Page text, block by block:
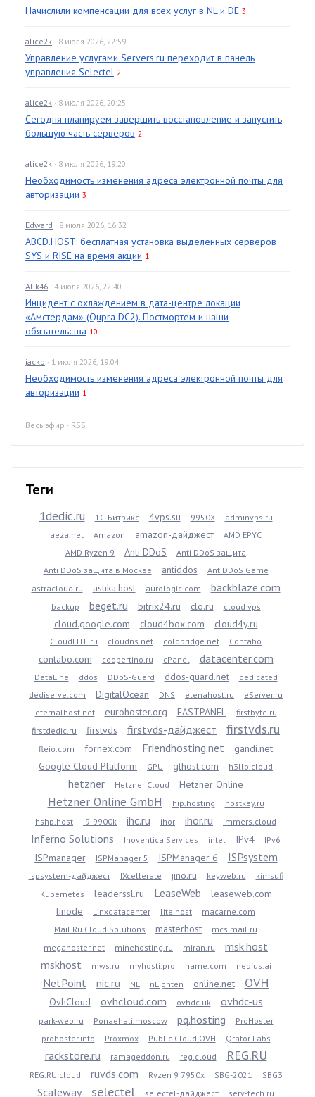
Начислили компенсации для всех услуг в NL и DE 3
alice2k · 8 июля 2026, 22:59
Управление услугами Servers.ru переходит в панель
управления Selectel 2
alice2k · 8 июля 2026, 20:25
Сегодня планируем завершить восстановление и запустить
большую часть серверов 2
alice2k · 8 июля 2026, 19:20
Необходимость изменения адреса электронной почты для
авторизации 3
Edward · 8 июля 2026, 16:32
ABCD.HOST: бесплатная установка выделенных серверов
SYS и RISE на время акции 1
Alik46 · 4 июля 2026, 22:40
Инцидент с охлаждением в дата-центре локации
«Амстердам» (Qupra DC2). Постмортем и наши
обязательства 10
jackb · 1 июля 2026, 19:04
Необходимость изменения адреса электронной почты для
авторизации 1
Весь эфир · RSS
Теги
1dedic.ru 1С-Битрикс 4vps.su 9950X
adminvps.ru
aeza.net
Amazon amazon-дайджест
AMD EPYC
AMD Ryzen 9
Anti DDoS
Anti DDoS защита
Anti DDoS защита в Москве
antiddos
AntiDDoS Game
astracloud.ru
asuka.host aurologic.com backblaze.com
backup beget.ru bitrix24.ru clo.ru cloud vps
cloud.google.com cloud4box.com cloud4y.ru
CloudLITE.ru cloudns.net colobridge.net Contabo
contabo.com coopertino.ru cPanel datacenter.com
DataLine ddos DDoS-Guard ddos-guard.net
dedicated
dediserve.com
DigitalOcean DNS elenahost.ru
eServer.ru
eternalhost.net
eurohoster.org FASTPANEL
firstbyte.ru
firstdedic.ru
firstvds firstvds-дайджест firstvds.ru
fleio.com fornex.com Friendhosting.net
gandi.net
Google Cloud Platform
GPU gthost.com h3llo.cloud
hetzner Hetzner Cloud Hetzner Online
Hetzner Online GmbH hip.hosting
hostkey.ru
hshp.host
i9-9900k ihc.ru ihor ihor.ru immers.cloud
Inferno Solutions Inoventica Services intel IPv4 IPv6
ISPmanager ISPManager 5 ISPManager 6 ISPsystem
ispsystem-дайджест IXcellerate jino.ru keyweb.ru
kimsufi
Kubernetes
leaderssl.ru LeaseWeb
leaseweb.com
linode
Linxdatacenter lite.host
macarne.com
Mail.Ru Cloud Solutions
masterhost
mcs.mail.ru
megahoster.net
minehosting.ru miran.ru
msk.host
mskhost
mws.ru myhosti.pro name.com nebius.ai
NetPoint nic.ru NL nLighten online.net OVH
OvhCloud ovhcloud.com ovhdc-uk ovhdc-us
park-web.ru Ponaehali.moscow pq.hosting
ProHoster
prohoster.info
Proxmox Public Cloud OVH Qrator Labs
rackstore.ru ramageddon.ru reg.cloud REG.RU
REG.RU cloud ruvds.com Ryzen 9 7950x SBG-2021 SBG3
Scaleway selectel selectel-дайджест serv-tech.ru